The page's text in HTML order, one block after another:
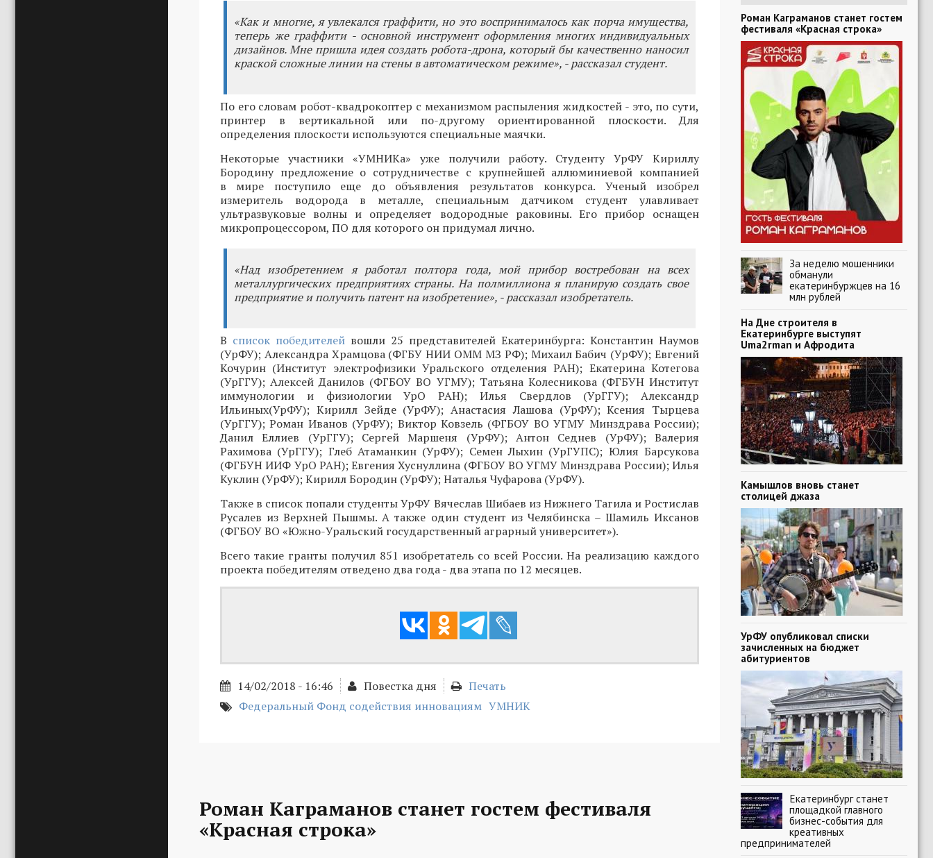
«Как и многие, я увлекался граффити, но это воспринималось как порча имущества,
теперь же граффити - основной инструмент оформления многих индивидуальных
дизайнов. Мне пришла идея создать робота-дрона, который бы качественно наносил
краской сложные линии на стены в автоматическом режиме», - рассказал студент.
По его словам робот-квадрокоптер с механизмом распыления жидкостей - это, по сути,
принтер в вертикальной или по-другому ориентированной плоскости. Для
определения плоскости используются специальные маячки.
Некоторые участники «УМНИКа» уже получили работу. Студенту УрФУ Кириллу
Бородину предложение о сотрудничестве с крупнейшей аллюминиевой компанией
в мире поступило еще до объявления результатов конкурса. Ученый изобрел
измеритель водорода в металле, специальным датчиком студент улавливает
ультразвуковые волны и определяет водородные раковины. Его прибор оснащен
микропроцессором, ПО для которого он придумал лично.
«Над изобретением я работал полтора года, мой прибор востребован на всех
металлургических предприятиях страны. На полмиллиона я планирую создать свое
предприятие и получить патент на изобретение», - рассказал изобретатель.
В список победителей вошли 25 представителей Екатеринбурга: Константин Наумов
(УрФУ); Александра Храмцова (ФГБУ НИИ ОММ МЗ РФ); Михаил Бабич (УрФУ); Евгений
Кочурин (Институт электрофизики Уральского отделения РАН); Екатерина Котегова
(УрГГУ); Алексей Данилов (ФГБОУ ВО УГМУ); Татьяна Колесникова (ФГБУН Институт
иммунологии и физиологии УрО РАН); Илья Свердлов (УрГГУ); Александр
Ильиных(УрФУ); Кирилл Зейде (УрФУ); Анастасия Лашова (УрФУ); Ксения Тырцева
(УрГГУ); Роман Иванов (УрФУ); Виктор Ковзель (ФГБОУ ВО УГМУ Минздрава России);
Данил Еллиев (УрГГУ); Сергей Маршеня (УрФУ); Антон Седнев (УрФУ); Валерия
Рахимова (УрГГУ); Глеб Атаманкин (УрФУ); Семен Лыхин (УрГУПС); Юлия Барсукова
(ФГБУН ИИФ УрО РАН); Евгения Хуснуллина (ФГБОУ ВО УГМУ Минздрава России); Илья
Куклин (УрФУ); Кирилл Бородин (УрФУ); Наталья Чуфарова (УрФУ).
Также в список попали студенты УрФУ Вячеслав Шибаев из Нижнего Тагила и Ростислав
Русалев из Верхней Пышмы. А также один студент из Челябинска – Шамиль Иксанов
(ФГБОУ ВО «Южно-Уральский государственный аграрный университет»).
Всего такие гранты получил 851 изобретатель со всей России. На реализацию каждого
проекта победителям отведено два года - два этапа по 12 месяцев.
14/02/2018 - 16:46 Повестка дня
Печать
Федеральный Фонд содействия инновациям УМНИК
Роман Каграманов станет гостем фестиваля
«Красная строка»
Роман Каграманов станет гостем
фестиваля «Красная строка»
За неделю мошенники
обманули
екатеринбуржцев на 16
млн рублей
На Дне строителя в
Екатеринбурге выступят
Uma2rman и Афродита
Камышлов вновь станет
столицей джаза
УрФУ опубликовал списки
зачисленных на бюджет
абитуриентов
Екатеринбург станет
площадкой главного
бизнес-события для
креативных
предпринимателей